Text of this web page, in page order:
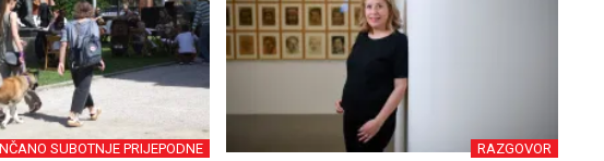
SUBOTNJE PRIJEPODNE RAZGOVOR